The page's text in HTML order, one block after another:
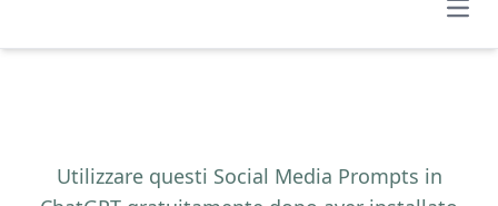
Utilizzare questi Social Media Prompts in